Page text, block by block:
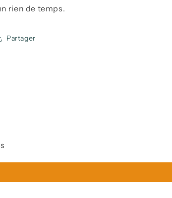
rien de temps.
Partager